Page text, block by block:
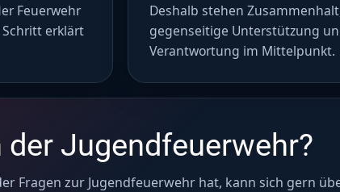
Feuerwehr
erklärt
Deshalb stehen
gegenseitige Unterstützung
Verantwortung im Mittelpunkt.
der Jugendfeuerwehr?
Fragen zur Jugendfeuerwehr hat, kann sich gern